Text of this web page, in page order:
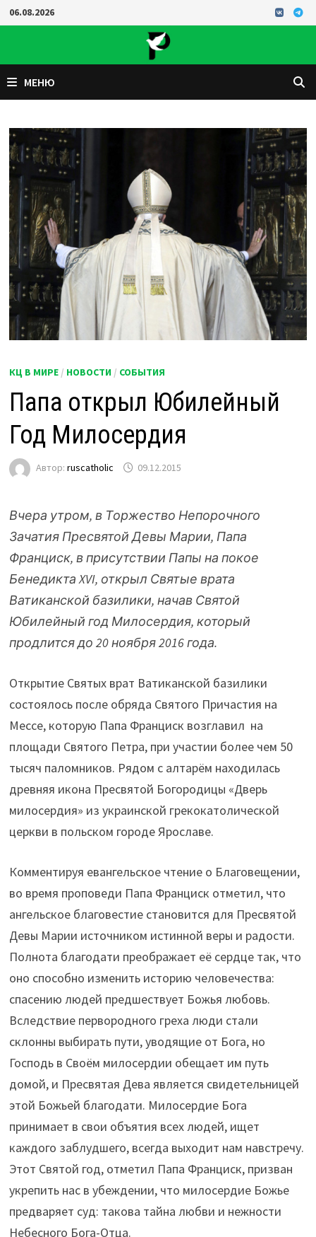
Перейти
к
06.08.2026
МЕНЮ
КЦ В МИРЕ / НОВОСТИ / СОБЫТИЯ
Папа открыл Юбилейный
Год Милосердия
Автор:ruscatholic 09.12.2015
Вчера утром, в Торжество Непорочного
Зачатия Пресвятой Девы Марии, Папа
Франциск, в присутствии Папы на покое
Бенедикта XVI, открыл Святые врата
Ватиканской базилики, начав Святой
Юбилейный год Милосердия, который
продлится до 20 ноября 2016 года.
Открытие Святых врат Ватиканской базилики
состоялось после обряда Святого Причастия на
Мессе, которую Папа Франциск возглавил на
площади Святого Петра, при участии более чем 50
тысяч паломников. Рядом с алтарём находилась
древняя икона Пресвятой Богородицы «Дверь
милосердия» из украинской грекокатолической
церкви в польском городе Ярославе.
Комментируя евангельское чтение о Благовещении,
во время проповеди Папа Франциск отметил, что
ангельское благовестие становится для Пресвятой
Девы Марии источником истинной веры и радости.
Полнота благодати преображает её сердце так, что
оно способно изменить историю человечества:
спасению людей предшествует Божья любовь.
Вследствие первородного греха люди стали
склонны выбирать пути, уводящие от Бога, но
Господь в Своём милосердии обещает им путь
домой, и Пресвятая Дева является свидетельницей
этой Божьей благодати. Милосердие Бога
принимает в свои объятия всех людей, ищет
каждого заблудшего, всегда выходит нам навстречу.
Этот Святой год, отметил Папа Франциск, призван
укрепить нас в убеждении, что милосердие Божье
предваряет суд: такова тайна любви и нежности
Небесного Бога-Отца.